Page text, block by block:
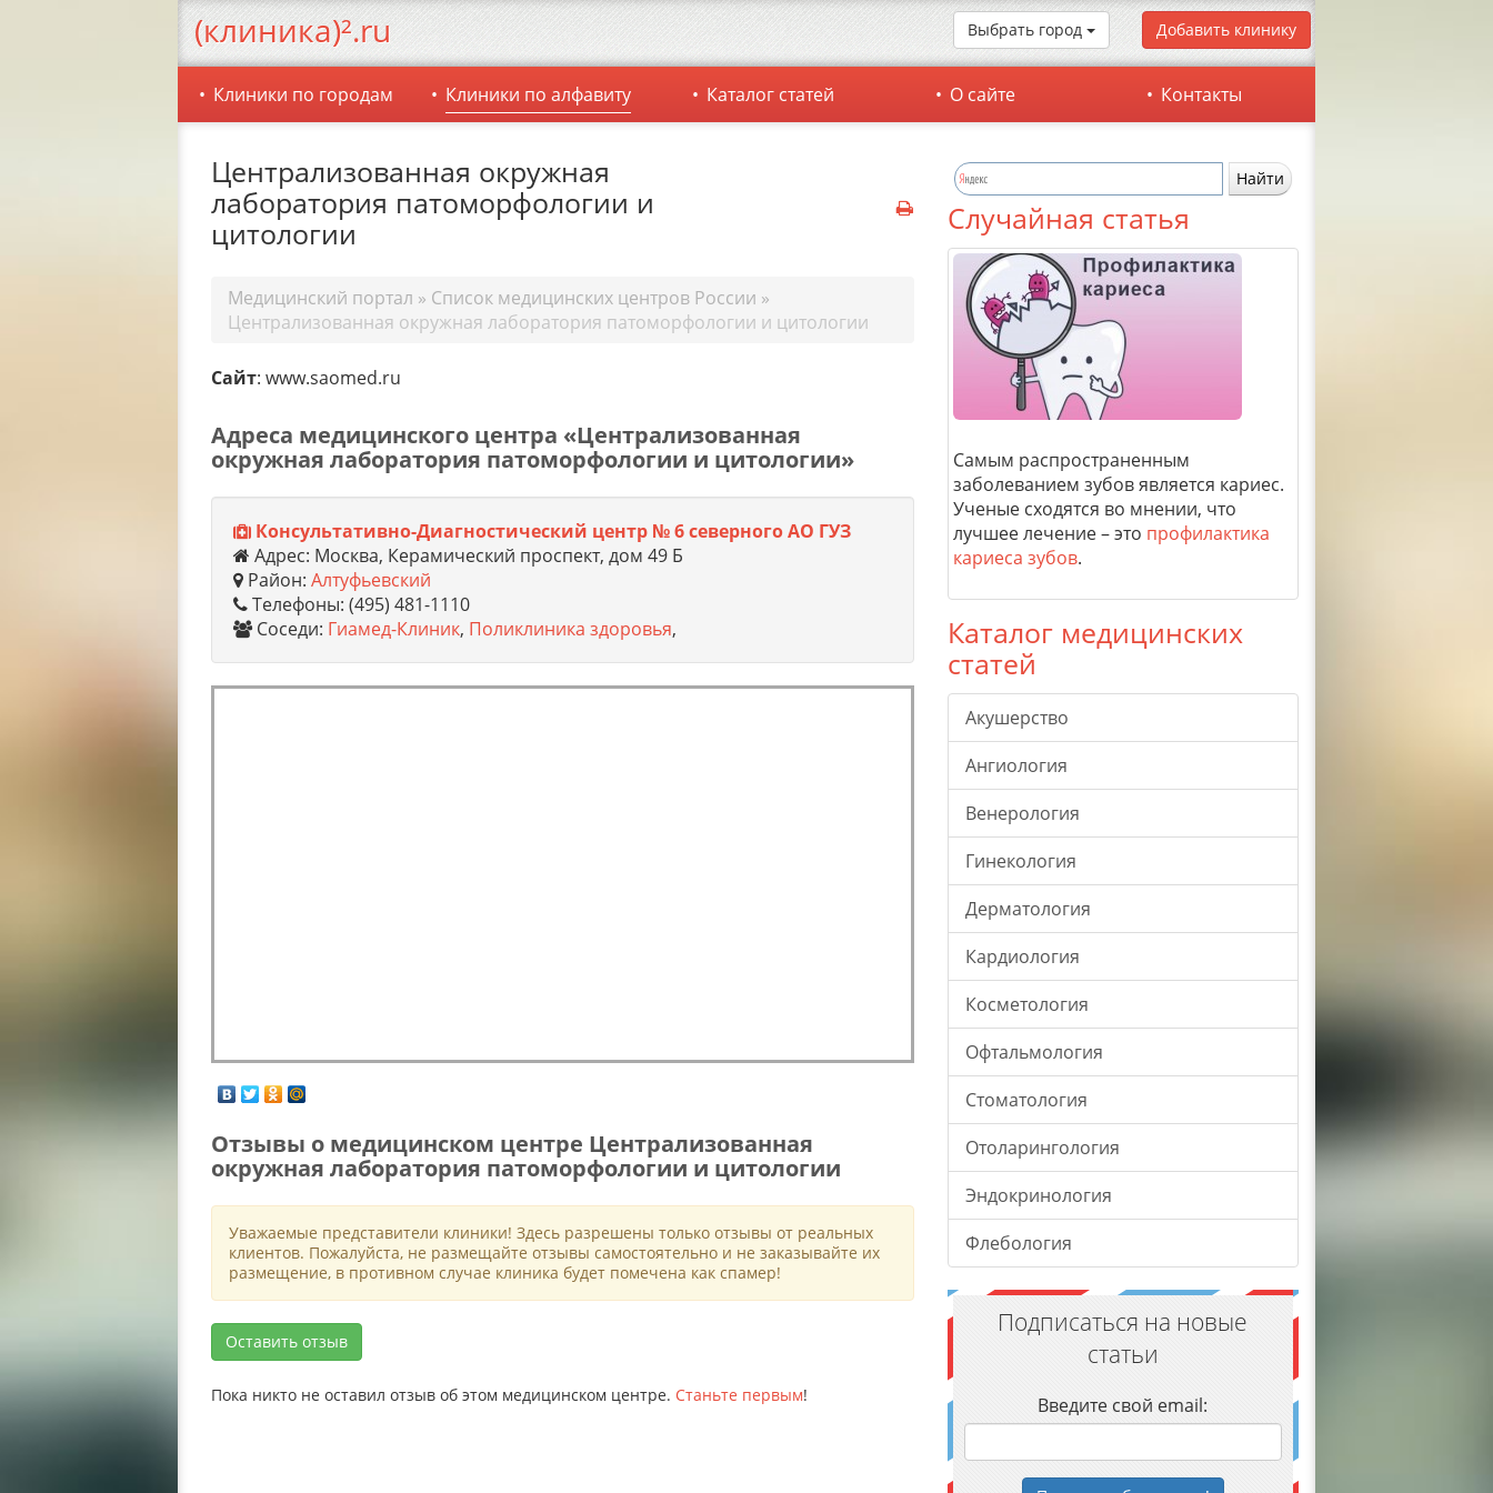
Централизованная окружная
лаборатория патоморфологии и
цитологии
Медицинский портал » Список медицинских центров России »
Централизованная окружная лаборатория патоморфологии и цитологии
Сайт: www.saomed.ru
Адреса медицинского центра «Централизованная
окружная лаборатория патоморфологии и цитологии»
Консультативно-Диагностический центр № 6 северного АО ГУЗ
Адрес: Москва, Керамический проспект, дом 49 Б
Район: Алтуфьевский
Телефоны: (495) 481-1110
Соседи: Гиамед-Клиник, Поликлиника здоровья,
Отзывы о медицинском центре Централизованная
окружная лаборатория патоморфологии и цитологии
Уважаемые представители клиники! Здесь разрешены только отзывы от реальных
клиентов. Пожалуйста, не размещайте отзывы самостоятельно и не заказывайте их
размещение, в противном случае клиника будет помечена как спамер!
Оставить отзыв
Пока никто не оставил отзыв об этом медицинском центре. Станьте первым!
Случайная статья
Самым распространенным
заболеванием зубов является кариес.
Ученые сходятся во мнении, что
лучшее лечение – это профилактика
кариеса зубов.
Каталог медицинских
статей
Акушерство
Ангиология
Венерология
Гинекология
Дерматология
Кардиология
Косметология
Офтальмология
Стоматология
Отоларингология
Эндокринология
Флебология
Подписаться на новые
статьи
Введите свой email:
(клиника)².ru Выбрать город Добавить клинику
Клиники по городам Клиники по алфавиту Каталог статей О сайте Контакты